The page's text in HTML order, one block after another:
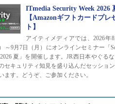
ITmedia Security Week 2026
【Amazonギフトカードプレ
ト】
アイティメディアでは、2026年8
～9月7日（月）にオンラインセミナー「
2026 夏」を開催します。JR西日本やぐる
セキュリティ知見を盛り込んだセッショ
ます。どうぞ、ご参加ください。